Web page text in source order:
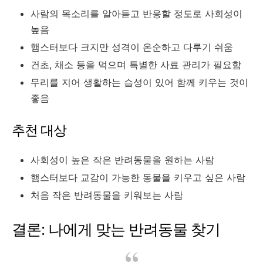
사람의 목소리를 알아듣고 반응할 정도로 사회성이
높음
햄스터보다 크지만 성격이 온순하고 다루기 쉬움
건초, 채소 등을 먹으며 특별한 사료 관리가 필요함
무리를 지어 생활하는 습성이 있어 함께 키우는 것이
좋음
추천 대상
사회성이 높은 작은 반려동물을 원하는 사람
햄스터보다 교감이 가능한 동물을 키우고 싶은 사람
처음 작은 반려동물을 키워보는 사람
결론: 나에게 맞는 반려동물 찾기